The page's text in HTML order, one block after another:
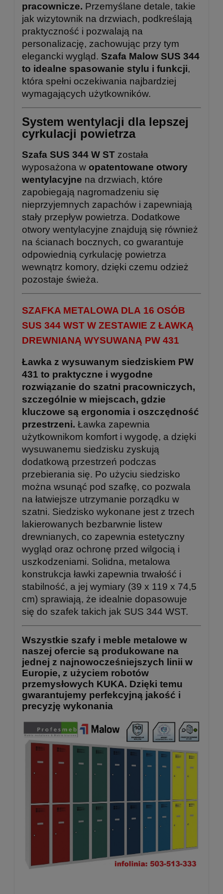
pracownicze. Przemyślane detale, takie
jak wizytownik na drzwiach, podkreślają
praktyczność i pozwalają na
personalizację, zachowując przy tym
elegancki wygląd. Szafa Malow SUS 344
to idealne spasowanie stylu i funkcji,
która spełni oczekiwania najbardziej
wymagających użytkowników.
System wentylacji dla lepszej
cyrkulacji powietrza
Szafa SUS 344 W ST została
wyposażona w opatentowane otwory
wentylacyjne na drzwiach, które
zapobiegają nagromadzeniu się
nieprzyjemnych zapachów i zapewniają
stały przepływ powietrza. Dodatkowe
otwory wentylacyjne znajdują się również
na ścianach bocznych, co gwarantuje
odpowiednią cyrkulację powietrza
wewnątrz komory, dzięki czemu odzież
pozostaje świeża.
SZAFKA METALOWA DLA 16 OSÓB
SUS 344 WST W ZESTAWIE Z ŁAWKĄ
DREWNIANĄ WYSUWANĄ PW 431
Ławka z wysuwanym siedziskiem PW
431 to praktyczne i wygodne
rozwiązanie do szatni pracowniczych,
szczególnie w miejscach, gdzie
kluczowe są ergonomia i oszczędność
przestrzeni. Ławka zapewnia
użytkownikom komfort i wygodę, a dzięki
wysuwanemu siedzisku zyskują
dodatkową przestrzeń podczas
przebierania się. Po użyciu siedzisko
można wsunąć pod szafkę, co pozwala
na łatwiejsze utrzymanie porządku w
szatni. Siedzisko wykonane jest z trzech
lakierowanych bezbarwnie listew
drewnianych, co zapewnia estetyczny
wygląd oraz ochronę przed wilgocią i
uszkodzeniami. Solidna, metalowa
konstrukcja ławki zapewnia trwałość i
stabilność, a jej wymiary (39 x 119 x 74,5
cm) sprawiają, że idealnie dopasowuje
się do szafek takich jak SUS 344 WST.
Wszystkie szafy i meble metalowe w
naszej ofercie są produkowane na
jednej z najnowocześniejszych linii w
Europie, z użyciem robotów
przemysłowych KUKA. Dzięki temu
gwarantujemy perfekcyjną jakość i
precyzję wykonania